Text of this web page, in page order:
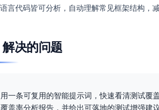
用例A：网关成功返回，断言
无优惠券路径确认
响应内容断言粒度
建议在控制器用例中同时断言 HTTP 状
言代码皆可分析，自动理解常见框架结构，
解决的问题
用一条可复用的智能提示词，快速看清测试覆
覆盖率分析报告，并给出可落地的测试增强建